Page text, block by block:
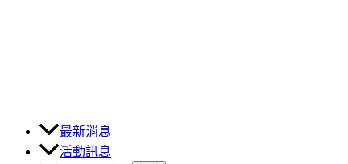
最新消息
活動訊息